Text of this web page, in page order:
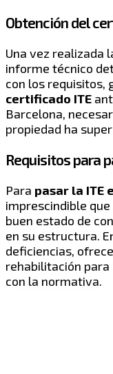
Obtención del
Una vez realizada
informe técnico
con los requisitos,
certificado ITE
Barcelona,
propiedad ha
Requisitos para
Para pasar la ITE
imprescindible
buen estado de
en su estructura.
deficiencias,
rehabilitación
con la normativa.